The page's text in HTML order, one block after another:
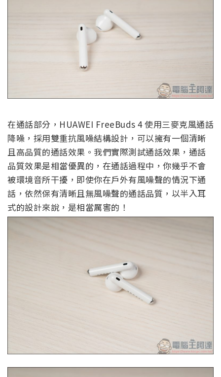
在通話部分，HUAWEI FreeBuds 4 使用三麥克風通話
降噪，採用雙重抗風噪結構設計，可以擁有一個清晰
且高品質的通話效果。我們實際測試通話效果，通話
品質效果是相當優異的，在通話過程中，你幾乎不會
被環境音所干擾，即使你在戶外有風噪聲的情況下通
話，依然保有清晰且無風噪聲的通話品質，以半入耳
式的設計來說，是相當厲害的！